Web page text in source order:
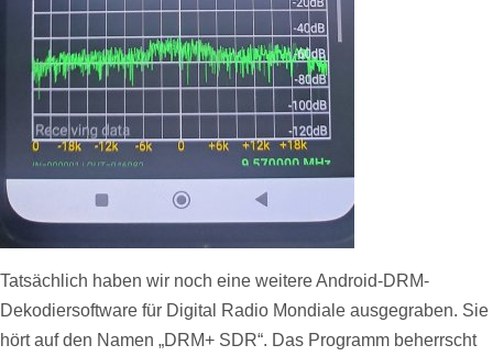
Tatsächlich haben wir noch eine weitere Android-DRM-
Dekodiersoftware für Digital Radio Mondiale ausgegraben. Sie
hört auf den Namen „DRM+ SDR“. Das Programm beherrscht